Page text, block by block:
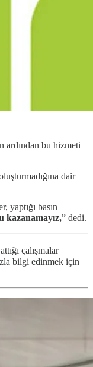
ardından bu hizmeti
dair
yaptığı basın
kazanamayız,” dedi.
çalışmalar
bilgi edinmek için